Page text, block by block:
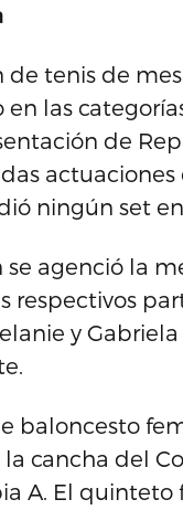
tenis de
las
de
ningún set
agenció la
respectivos
y
baloncesto
cancha del
A. El